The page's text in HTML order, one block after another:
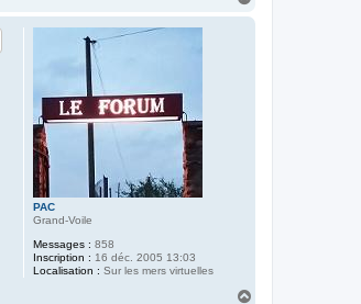
PAC
Grand-Voile
Messages : 858
Inscription : 16 déc. 2005 13:03
Localisation : Sur les mers virtuelles